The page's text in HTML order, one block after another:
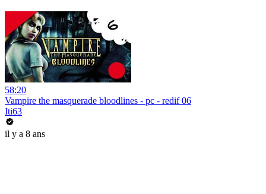
58:20
Vampire the masquerade bloodlines - pc - redif 06
Iti63
il y a 8 ans